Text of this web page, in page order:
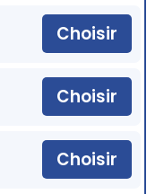
Choisir
Choisir
Choisir